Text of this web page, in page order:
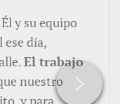
y su equipo
día,
El trabajo
nuestro
y para